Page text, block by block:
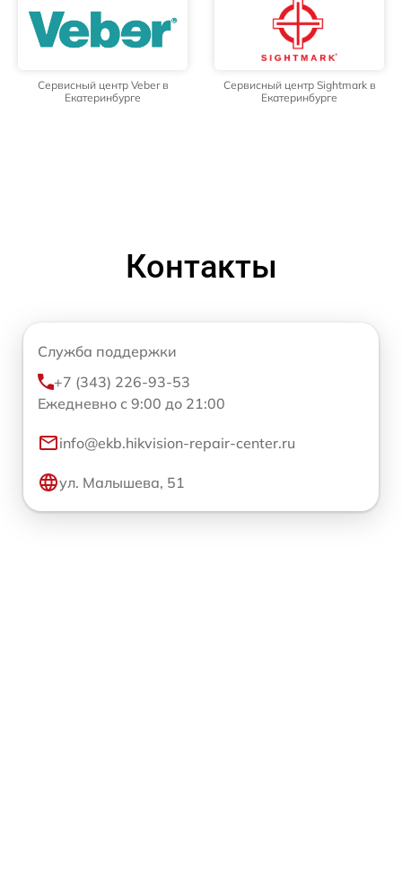
Сервисный центр Veber в
Екатеринбурге
Сервисный центр Sightmark в
Екатеринбурге
Контакты
Служба поддержки
+7 (343) 226-93-53
Ежедневно с 9:00 до 21:00
info@ekb.hikvision-repair-center.ru
ул. Малышева, 51